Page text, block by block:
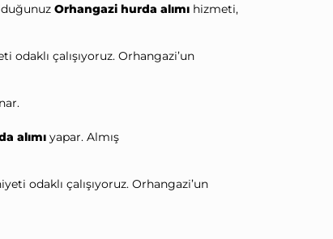
Orhangazi hurda alımı hizmeti,
çalışıyoruz. Orhangazi’un
alımı yapar. Almış
odaklı çalışıyoruz. Orhangazi’un